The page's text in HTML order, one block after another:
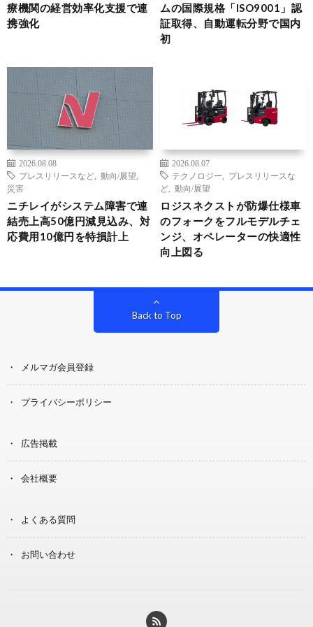
療機関の経営効率化支援で連
携強化
ムの国際規格「ISO9001」認
証取得、自動運転分野で国内
初
2026.08.08
プレスリリースなど
動向/展望
災害
ニチレイがシステム障害で連
結売上高50億円減見込み、対
応費用10億円を特損計上
2026.08.07
テクノロジー
プレスリリースな
ど
動向/展望
ロジスネクストが防爆仕様車
のフォークをフルモデルチェ
ンジ、オペレーターの快適性
向上図る
Back to Top
メルマガ会員登録
プライバシーポリシー
広告掲載
会社概要
よくある質問
お問い合わせ